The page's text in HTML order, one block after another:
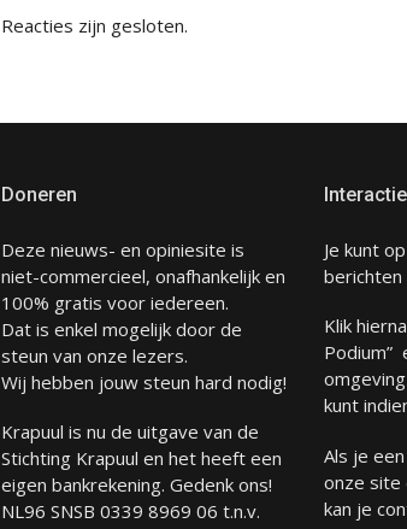
Reacties zijn gesloten.
Doneren
Deze nieuws- en opiniesite is
niet-commercieel, onafhankelijk en
100% gratis voor iedereen.
Dat is enkel mogelijk door de
steun van onze lezers.
Wij hebben jouw steun hard nodig!
Krapuul is nu de uitgave van de
Stichting Krapuul en het heeft een
eigen bankrekening. Gedenk ons!
NL96 SNSB 0339 8969 06 t.n.v.
Interactie
Je kunt
berichten
Klik
Podium”
kunt
Als je
onze site
kan je